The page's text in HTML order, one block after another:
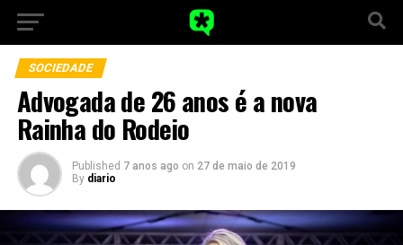
SOCIEDADE
Advogada de 26 anos é a nova
Rainha do Rodeio
Published 7 anos ago on 27 de maio de 2019
By diario